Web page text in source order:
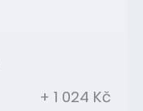
+ 1 024 Kč